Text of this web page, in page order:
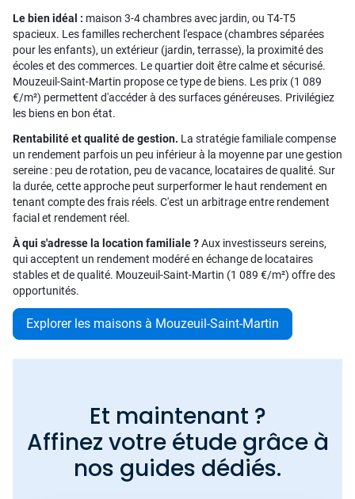
Le bien idéal : maison 3-4 chambres avec jardin, ou T4-T5
spacieux. Les familles recherchent l'espace (chambres séparées
pour les enfants), un extérieur (jardin, terrasse), la proximité des
écoles et des commerces. Le quartier doit être calme et sécurisé.
Mouzeuil-Saint-Martin propose ce type de biens. Les prix (1 089
€/m²) permettent d'accéder à des surfaces généreuses. Privilégiez
les biens en bon état.
Rentabilité et qualité de gestion. La stratégie familiale compense
un rendement parfois un peu inférieur à la moyenne par une gestion
sereine : peu de rotation, peu de vacance, locataires de qualité. Sur
la durée, cette approche peut surperformer le haut rendement en
tenant compte des frais réels. C'est un arbitrage entre rendement
facial et rendement réel.
À qui s'adresse la location familiale ?Aux investisseurs sereins,
qui acceptent un rendement modéré en échange de locataires
stables et de qualité. Mouzeuil-Saint-Martin (1 089 €/m²) offre des
opportunités.
Explorer les maisons à Mouzeuil-Saint-Martin
Et maintenant ?
Affinez votre étude grâce à
nos guides dédiés.